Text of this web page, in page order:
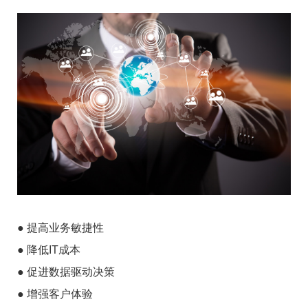
● 提高业务敏捷性
● 降低IT成本
● 促进数据驱动决策
● 增强客户体验